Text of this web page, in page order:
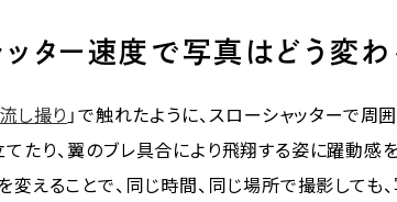
ッター速度で写真はどう変わ
し撮り 」で触れたように、スローシャッターで周
たり、翼のブレ具合により飛翔する姿に躍動感
変えることで、同じ時間、同じ場所で撮影しても